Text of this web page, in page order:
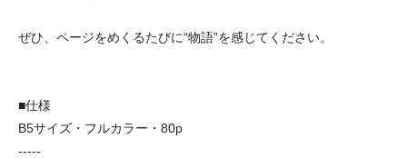
ぜひ、ページをめくるたびに“物語”を感じてください。
■仕様
B5サイズ・フルカラー・80p
-----